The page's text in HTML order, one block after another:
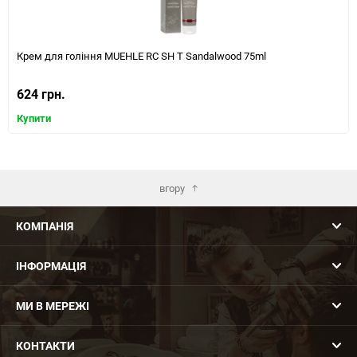
Крем для гоління MUEHLE RC SH T Sandalwood 75ml
624 грн.
Купити
вгору
КОМПАНІЯ
ІНФОРМАЦІЯ
МИ В МЕРЕЖІ
КОНТАКТИ